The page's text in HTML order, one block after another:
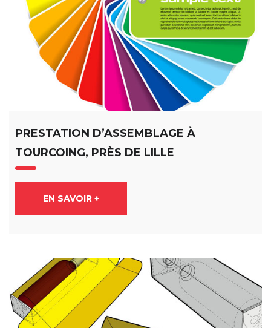
PRESTATION D’ASSEMBLAGE À
TOURCOING, PRÈS DE LILLE
EN SAVOIR +